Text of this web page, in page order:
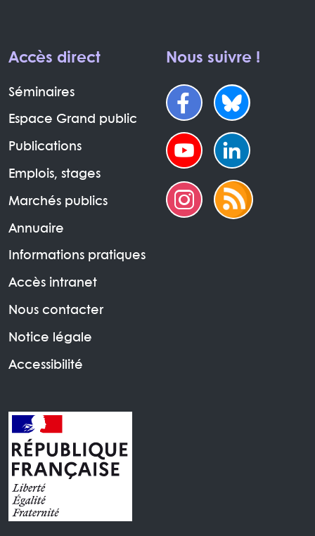
Accès direct
Séminaires
Espace Grand public
Publications
Emplois, stages
Marchés publics
Annuaire
Informations pratiques
Accès intranet
Nous contacter
Notice légale
Accessibilité
Nous suivre !